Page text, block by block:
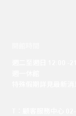
T：顧客服務中心